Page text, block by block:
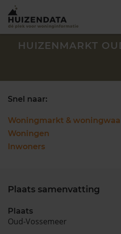
Zoek een woning
HUIZENMARKT
Snel naar:
Woningmarkt &
Woningen
Inwoners
Plaats samenvatting
Plaats
Oud-Vossemeer